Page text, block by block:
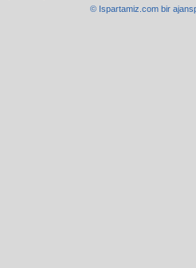
© Ispartamiz.com bir